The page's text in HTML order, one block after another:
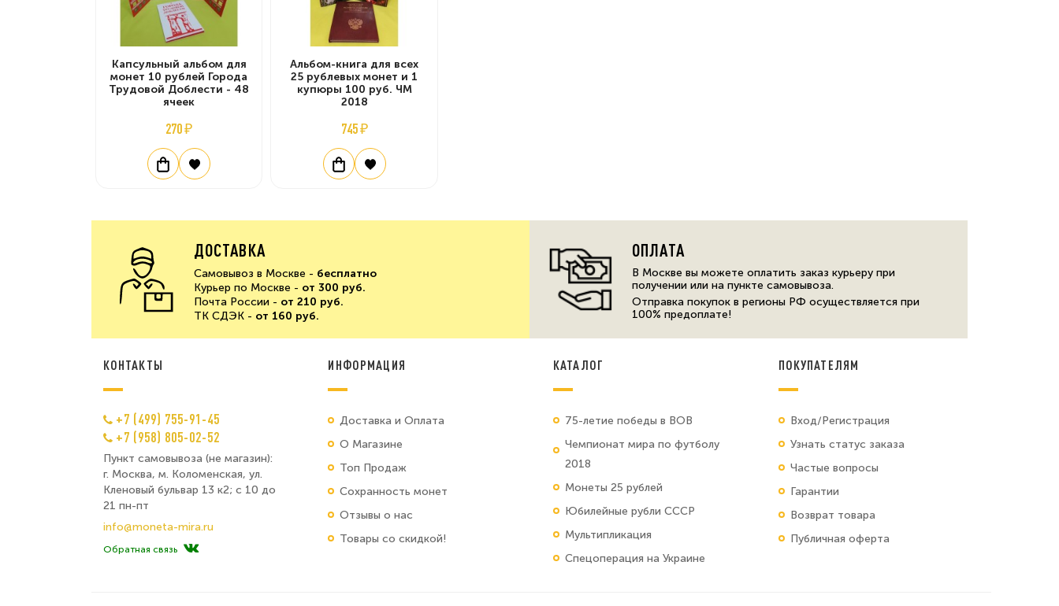
Капсульный альбом для
монет 10 рублей Города
Трудовой Доблести - 48
ячеек
270 ₽
Альбом-книга для всех
25 рублевых монет и 1
купюры 100 руб. ЧМ
2018
745 ₽
ДОСТАВКА
Самовывоз в Москве - бесплатно
Курьер по Москве - от 300 руб.
Почта России - от 210 руб.
ТК СДЭК - от 160 руб.
ОПЛАТА
В Москве вы можете оплатить заказ курьеру при
получении или на пункте самовывоза.
Отправка покупок в регионы РФ осуществляется при
100% предоплате!
КОНТАКТЫ
+7 (499) 755-91-45
+7 (958) 805-02-52
Пункт самовывоза (не магазин):
г. Москва, м. Коломенская, ул.
Кленовый бульвар 13 к2; с 10 до
21 пн-пт
info@moneta-mira.ru
Обратная связь
ИНФОРМАЦИЯ
Доставка и Оплата
О Магазине
Топ Продаж
Сохранность монет
Отзывы о нас
Товары со скидкой!
КАТАЛОГ
75-летие победы в ВОВ
Чемпионат мира по футболу
2018
Монеты 25 рублей
Юбилейные рубли СССР
Мультипликация
Спецоперация на Украине
ПОКУПАТЕЛЯМ
Вход/Регистрация
Узнать статус заказа
Частые вопросы
Гарантии
Возврат товара
Публичная оферта